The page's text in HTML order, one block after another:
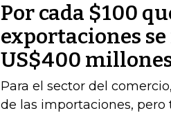
Por cada $100
exportaciones
US$400
Para el sector del
de las importaciones,